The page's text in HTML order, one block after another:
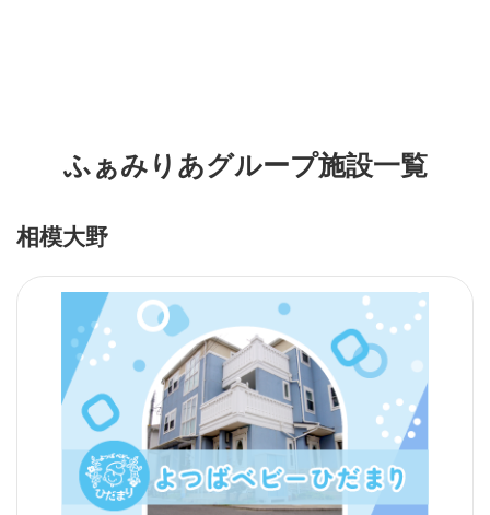
ふぁみりあグループ施設一覧
相模大野